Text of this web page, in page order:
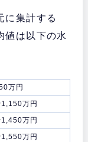
に集計する
値は以下の水
万円
万円
万円
万円